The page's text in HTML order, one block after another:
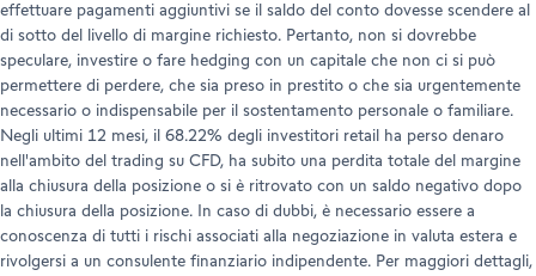
effettuare pagamenti aggiuntivi se il saldo del conto dovesse scendere al
di sotto del livello di margine richiesto. Pertanto, non si dovrebbe
speculare, investire o fare hedging con un capitale che non ci si può
permettere di perdere, che sia preso in prestito o che sia urgentemente
necessario o indispensabile per il sostentamento personale o familiare.
Negli ultimi 12 mesi, il 68.22% degli investitori retail ha perso denaro
nell'ambito del trading su CFD, ha subito una perdita totale del margine
alla chiusura della posizione o si è ritrovato con un saldo negativo dopo
la chiusura della posizione. In caso di dubbi, è necessario essere a
conoscenza di tutti i rischi associati alla negoziazione in valuta estera e
rivolgersi a un consulente finanziario indipendente. Per maggiori dettagli,